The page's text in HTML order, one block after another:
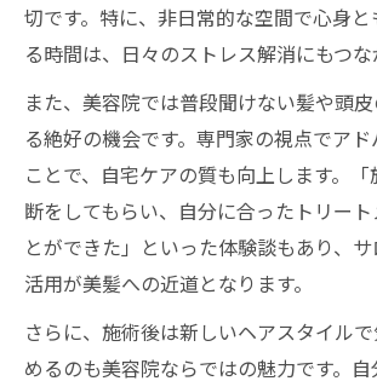
切です。特に、非日常的な空間で心身
る時間は、日々のストレス解消にもつな
また、美容院では普段聞けない髪や頭
る絶好の機会です。専門家の視点でア
ことで、自宅ケアの質も向上します。
断をしてもらい、自分に合ったトリー
とができた」といった体験談もあり、
活用が美髪への近道となります。
さらに、施術後は新しいヘアスタイル
めるのも美容院ならではの魅力です。